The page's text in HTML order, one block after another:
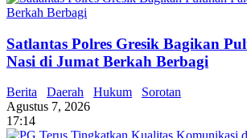
Satlantas Polres Gresik Bagikan
Nasi di Jumat Berkah Berbagi
Berita Daerah Hukum
Sorotan
Agustus 7, 2026
17:14